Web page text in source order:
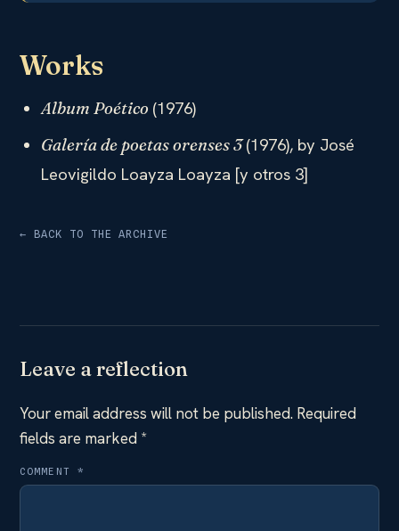
Works
Album Poético (1976)
Galería de poetas orenses 3(1976), by José
Leovigildo Loayza Loayza [y otros 3]
← BACK TO THE ARCHIVE
Leave a reflection
Your email address will not be published. Required
fields are marked *
COMMENT *